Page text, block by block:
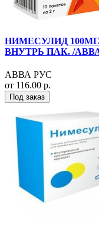
НИМЕСУЛИД
ВНУТРЬ ПАК. /
АВВА РУС
от 116.00 р.
Под заказ